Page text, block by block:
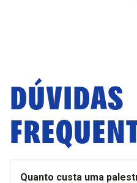
DÚVIDAS
Quanto custa uma